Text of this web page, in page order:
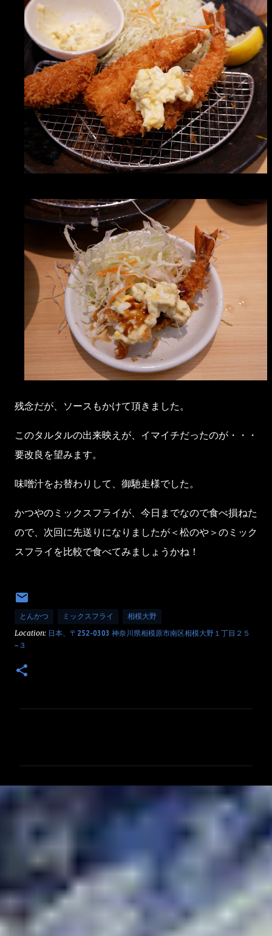
残念だが、ソースもかけて頂きました。
このタルタルの出来映えが、イマイチだったのが・・・
要改良を望みます。
味噌汁をお替わりして、御馳走様でした。
かつやのミックスフライが、今日までなので食べ損ねた
ので、次回に先送りになりましたが＜松のや＞のミック
スフライを比較で食べてみましょうかね！
とんかつ ミックスフライ 相模大野
Location: 日本、〒252-0303 神奈川県相模原市南区相模大野１丁目２５
−３